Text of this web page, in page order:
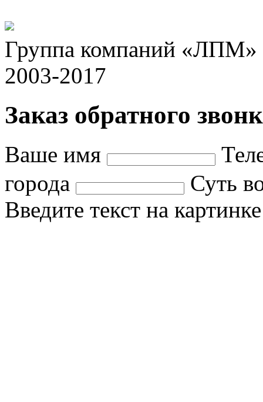
Группа компаний «ЛПМ»
2003-2017
Заказ обратного
Ваше имя
города
Суть
Введите текст на